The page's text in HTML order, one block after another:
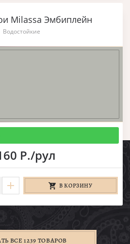
Milassa Эмбиплейн
Водостойкие
Р./рул
В КОРЗИНУ
ВСЕ 1239 ТОВАРОВ